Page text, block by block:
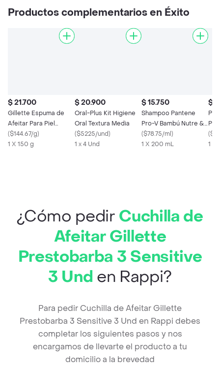
Productos complementarios en Éxito
$ 21.700
Gillette Espuma de
Afeitar Para Piel
Sensible Sensitive
($144.67/g)
1 X 150 g
$ 20.900
Oral-Plus Kit Higiene
Oral Textura Media
($5225/und)
1 x 4 Und
$ 15.750
Shampoo Pantene
Pro-V Bambú Nutre &
Crece 200 mL
($78.75/ml)
1 X 200 mL
$
24
(
1 x
¿Cómo pedir Cuchilla de
Afeitar Gillette
Prestobarba 3 Sensitive
3 Und en Rappi?
Para pedir Cuchilla de Afeitar Gillette
Prestobarba 3 Sensitive 3 Und en Rappi debes
completar los siguientes pasos y nos
encargamos de llevarte el producto a tu
domicilio a la brevedad